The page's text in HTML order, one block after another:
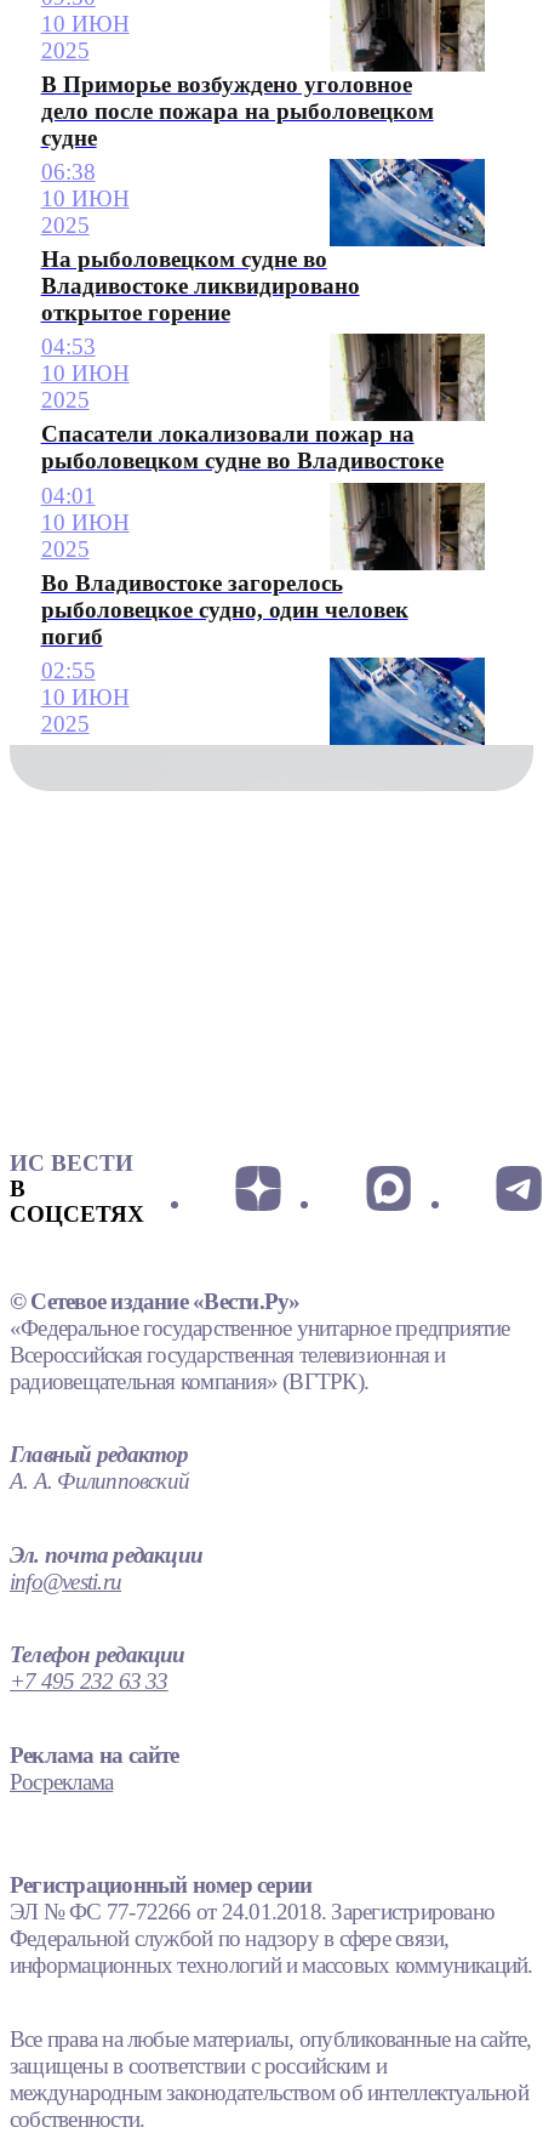
10 ИЮН
2025
В Приморье возбуждено уголовное
дело после пожара на рыболовецком
судне
06:38
10 ИЮН
2025
На рыболовецком судне во
Владивостоке ликвидировано
открытое горение
04:53
10 ИЮН
2025
Спасатели локализовали пожар на
рыболовецком судне во Владивостоке
04:01
10 ИЮН
2025
Во Владивостоке загорелось
рыболовецкое судно, один человек
погиб
02:55
10 ИЮН
2025
ИС ВЕСТИ
В
СОЦСЕТЯХ
© Сетевое издание «Вести.Ру»
«Федеральное государственное унитарное предприятие
Всероссийская государственная телевизионная и
радиовещательная компания» (ВГТРК).
Главный редактор
А. А. Филипповский
Эл. почта редакции
info@vesti.ru
Телефон редакции
+7 495 232 63 33
Реклама на сайте
Росреклама
Регистрационный номер серии
ЭЛ № ФС 77-72266 от 24.01.2018. Зарегистрировано
Федеральной службой по надзору в сфере связи,
информационных технологий и массовых коммуникаций.
Все права на любые материалы, опубликованные на сайте,
защищены в соответствии с российским и
международным законодательством об интеллектуальной
собственности.